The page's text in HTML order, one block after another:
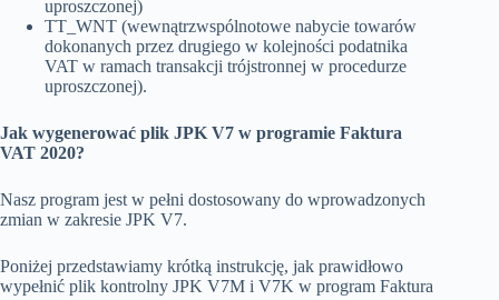
uproszczonej)
TT_WNT (wewnątrzwspólnotowe nabycie towarów
dokonanych przez drugiego w kolejności podatnika
VAT w ramach transakcji trójstronnej w procedurze
uproszczonej).
Jak wygenerować plik JPK V7 w programie Faktura
VAT 2020?
Nasz program jest w pełni dostosowany do wprowadzonych
zmian w zakresie JPK V7.
Poniżej przedstawiamy krótką instrukcję, jak prawidłowo
wypełnić plik kontrolny JPK V7M i V7K w program Faktura